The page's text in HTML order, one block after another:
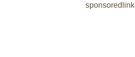
sponsoredlink